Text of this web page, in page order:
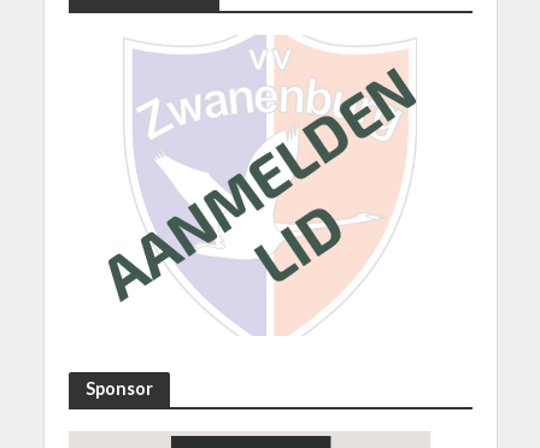
Sponsor